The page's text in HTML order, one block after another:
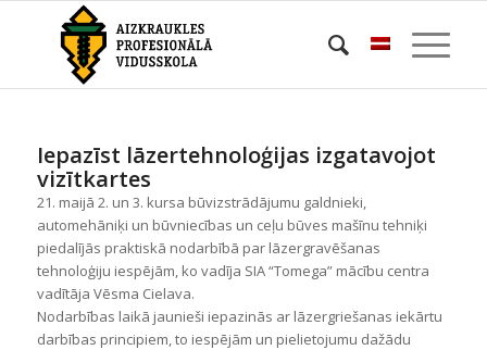
Iepazīst lāzertehnoloģijas izgatavojot
vizītkartes
21. maijā 2. un 3. kursa būvizstrādājumu galdnieki,
automehāniķi un būvniecības un ceļu būves mašīnu tehniķi
piedalījās praktiskā nodarbībā par lāzergravēšanas
tehnoloģiju iespējām, ko vadīja SIA “Tomega” mācību centra
vadītāja Vēsma Cielava.
Nodarbības laikā jaunieši iepazinās ar lāzergriešanas iekārtu
darbības principiem, to iespējām un pielietojumu dažādu